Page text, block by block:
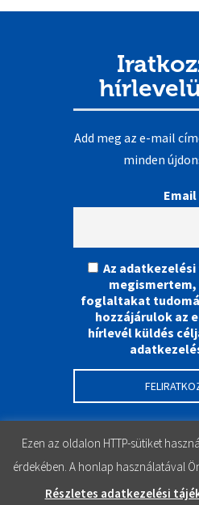
Add meg az e-mail
minden
Email
Az
megismertem,
foglaltakat
hozzájárulok az
hírlevél küldés
Instagram
Ezen az oldalon HTTP-sütiket
érdekében. A honlap használatával
Részletes adatkezelési